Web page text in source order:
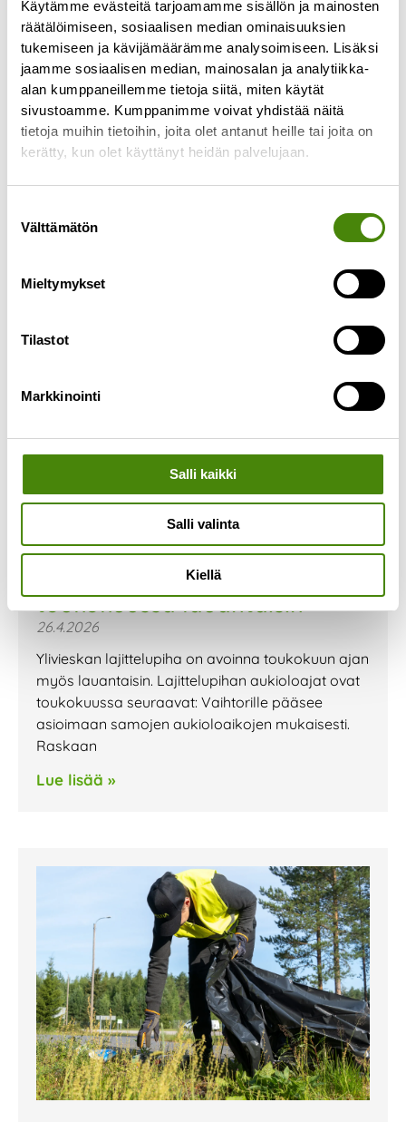
Käytämme evästeitä tarjoamamme sisällön ja mainosten
räätälöimiseen, sosiaalisen median ominaisuuksien
tukemiseen ja kävijämäärämme analysoimiseen. Lisäksi
jaamme sosiaalisen median, mainosalan ja analytiikka-
alan kumppaneillemme tietoja siitä, miten käytät
sivustoamme. Kumppanimme voivat yhdistää näitä
tietoja muihin tietoihin, joita olet antanut heille tai joita on
kerätty, kun olet käyttänyt heidän palvelujaan.
valinta
Välttämätön
Mieltymykset
Tilastot
Markkinointi
Salli kaikki
Salli valinta
Kiellä
tyhjennyspäivissä muutoksia
toukokuussa
27.4.2026
Alavieskan, Himangan, Kalajoen, Merijärven,
Pyhäjoen ja Oulaisten alueen jätekuljetusten
urakoitsija vaihtuu toukokuun 2026 alussa.
jätekuljetusten reitit muuttuvat
Lue lisää »
Ylivieskan lajittelupiha auki
toukokuussa lauantaisin
26.4.2026
Ylivieskan lajittelupiha on avoinna toukokuun ajan
myös lauantaisin. Lajittelupihan aukioloajat ovat
toukokuussa seuraavat: Vaihtorille pääsee
asioimaan samojen aukioloaikojen mukaisesti.
Raskaan
Lue lisää »